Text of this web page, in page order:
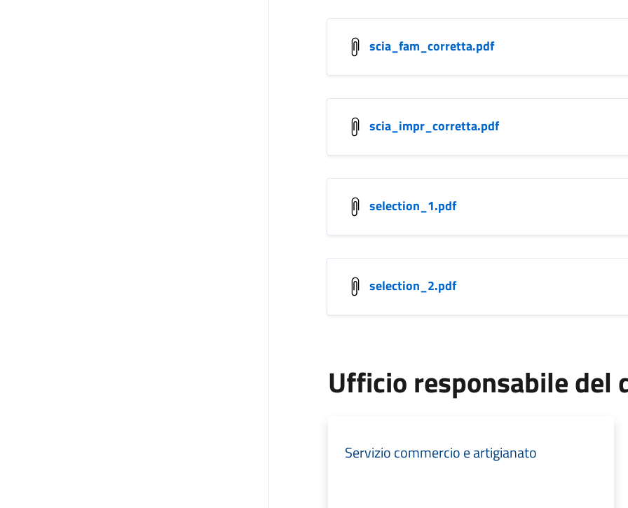
scia_fam_corretta.pdf
scia_impr_corretta.pdf
selection_1.pdf
selection_2.pdf
Ufficio responsabile del
Servizio commercio e artigianato